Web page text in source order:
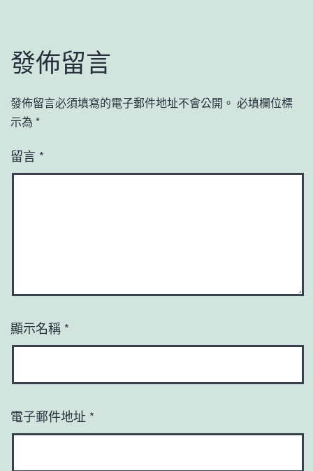
發佈留言
發佈留言必須填寫的電子郵件地址不會公開。 必填欄位標
示為 *
留言 *
顯示名稱 *
電子郵件地址 *